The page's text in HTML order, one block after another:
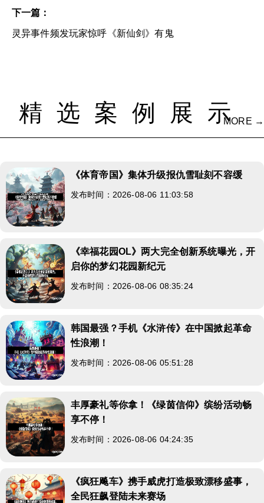
下一篇：
灵异事件频发玩家惊呼《新仙剑》有鬼
精选案例展示MORE →
《体育帝国》集体升级报仇雪耻刻不容缓
发布时间：2026-08-06 11:03:58
《幸福花园OL》两大完全创新系统曝光，开
启你的梦幻花园新纪元
发布时间：2026-08-06 08:35:24
韩国最强？手机《水浒传》在中国掀起革命
性浪潮！
发布时间：2026-08-06 05:51:28
丰厚豪礼等你拿！《绿茵信仰》缤纷活动畅
享不停！
发布时间：2026-08-06 04:24:35
《疯狂飚车》携手威虎打造极致漂移盛事，
全民狂飙登陆未来赛场